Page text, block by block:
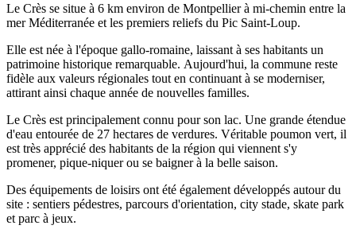
Le Crès se situe à 6 km environ de Montpellier à mi-chemin entre la
mer Méditerranée et les premiers reliefs du Pic Saint-Loup.
Elle est née à l'époque gallo-romaine, laissant à ses habitants un
patrimoine historique remarquable. Aujourd'hui, la commune reste
fidèle aux valeurs régionales tout en continuant à se moderniser,
attirant ainsi chaque année de nouvelles familles.
Le Crès est principalement connu pour son lac. Une grande étendue
d'eau entourée de 27 hectares de verdures. Véritable poumon vert, il
est très apprécié des habitants de la région qui viennent s'y
promener, pique-niquer ou se baigner à la belle saison.
Des équipements de loisirs ont été également développés autour du
site : sentiers pédestres, parcours d'orientation, city stade, skate park
et parc à jeux.